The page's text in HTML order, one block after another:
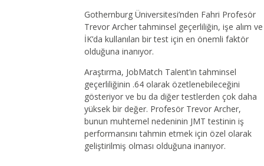
Gothernburg Üniversitesi’nden Fahri Profesör
Trevor Archer tahminsel geçerliliğin, işe alım ve
İK’da kullanılan bir test için en önemli faktör
olduğuna inanıyor.
Araştırma, JobMatch Talent’ın tahminsel
geçerliliğinin .64 olarak özetlenebileceğini
gösteriyor ve bu da diğer testlerden çok daha
yüksek bir değer. Profesör Trevor Archer,
bunun muhtemel nedeninin JMT testinin iş
performansını tahmin etmek için özel olarak
geliştirilmiş olması olduğuna inanıyor.